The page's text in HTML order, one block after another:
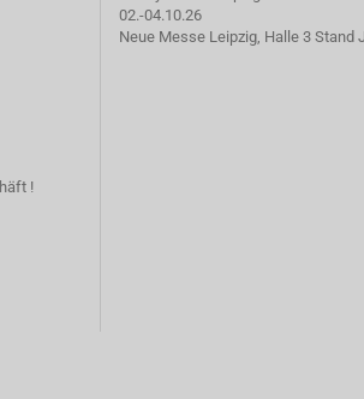
!
02.-04.10.26
Neue Messe Leipzig, Halle 3 Stand